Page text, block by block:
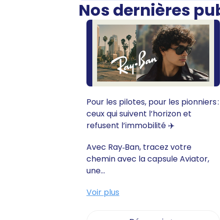
Nos dernières
Pour les pilotes, pour les pionniers :
ceux qui suivent l’horizon et
refusent l’immobilité ✈️
Avec Ray‑Ban, tracez votre
chemin avec la capsule Aviator,
une...
Voir plus